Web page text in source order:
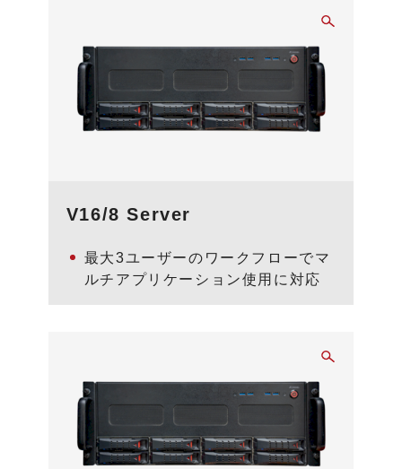
V16/8 Server
最大3ユーザーのワークフローでマ
ルチアプリケーション使用に対応